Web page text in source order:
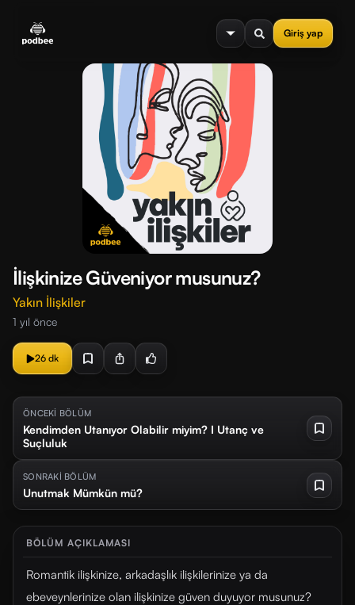
Giriş yap
menu
İlişkinize Güveniyor musunuz?
Yakın İlişkiler
1 yıl önce
26 dk
ÖNCEKİ BÖLÜM
Kendimden Utanıyor Olabilir miyim? I Utanç ve
Suçluluk
SONRAKİ BÖLÜM
Unutmak Mümkün mü?
BÖLÜM AÇIKLAMASI
Romantik ilişkinize, arkadaşlık ilişkilerinize ya da
ebeveynlerinize olan ilişkinize güven duyuyor musunuz?